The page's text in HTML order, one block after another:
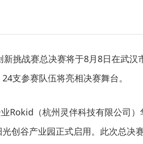
挑战赛总决赛将于8月8日在武汉
支参赛队伍将亮相决赛舞台。
Rokid（杭州灵伴科技有限公司
创谷产业园正式启用。此次总决